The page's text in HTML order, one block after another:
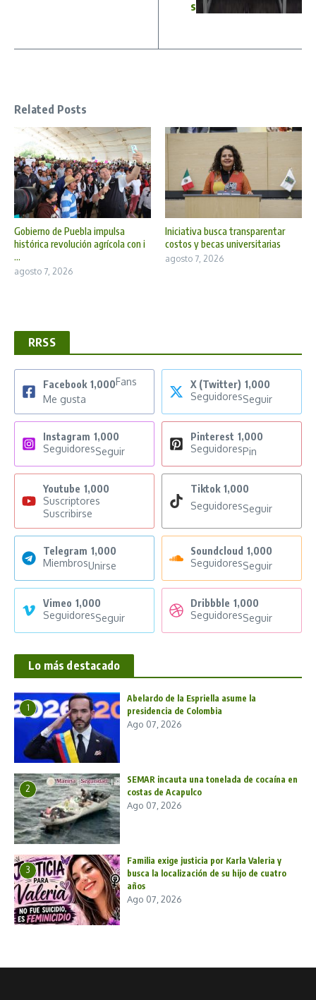
s
Related Posts
Gobierno de Puebla impulsa
histórica revolución agrícola con i
...
agosto 7, 2026
Iniciativa busca transparentar
costos y becas universitarias
agosto 7, 2026
RRSS
Facebook 1,000Fans
Me gusta
X (Twitter) 1,000
SeguidoresSeguir
Instagram 1,000
SeguidoresSeguir
Pinterest 1,000
SeguidoresPin
Youtube 1,000
Suscriptores
Suscribirse
Tiktok 1,000
SeguidoresSeguir
Telegram 1,000
MiembrosUnirse
Soundcloud 1,000
SeguidoresSeguir
Vimeo 1,000
SeguidoresSeguir
Dribbble 1,000
SeguidoresSeguir
Lo más destacado
1
Abelardo de la Espriella asume la
presidencia de Colombia
Ago 07, 2026
2
SEMAR incauta una tonelada de cocaína en
costas de Acapulco
Ago 07, 2026
3
Familia exige justicia por Karla Valeria y
busca la localización de su hijo de cuatro
años
Ago 07, 2026